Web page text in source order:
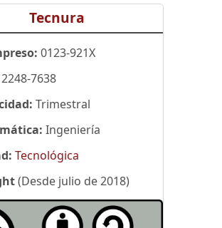
Tecnura
0123-921X
2248-7638
Trimestral
Ingeniería
Tecnológica
(Desde julio de 2018)